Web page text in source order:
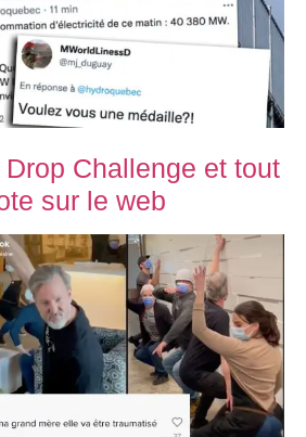
Challenge et tout
sur le web